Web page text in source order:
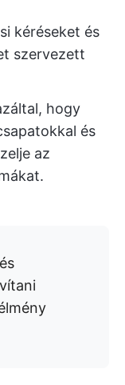
kéréseket és
szervezett
hogy
és
az